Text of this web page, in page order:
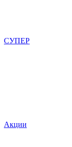
СУПЕР
Акции